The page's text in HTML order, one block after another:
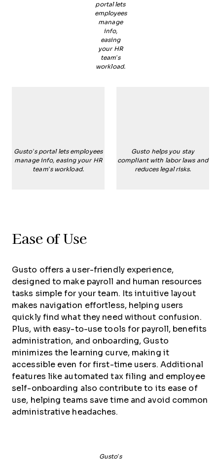
portal lets
employees
manage
info,
easing
your HR
team’s
workload.
Gusto’s portal lets employees
manage info, easing your HR
team’s workload.
Gusto helps you stay
compliant with labor laws and
reduces legal risks.
Ease of Use
Gusto offers a user-friendly experience,
designed to make payroll and human resources
tasks simple for your team. Its intuitive layout
makes navigation effortless, helping users
quickly find what they need without confusion.
Plus, with easy-to-use tools for payroll, benefits
administration, and onboarding, Gusto
minimizes the learning curve, making it
accessible even for first-time users. Additional
features like automated tax filing and employee
self-onboarding also contribute to its ease of
use, helping teams save time and avoid common
administrative headaches.
Gusto’s